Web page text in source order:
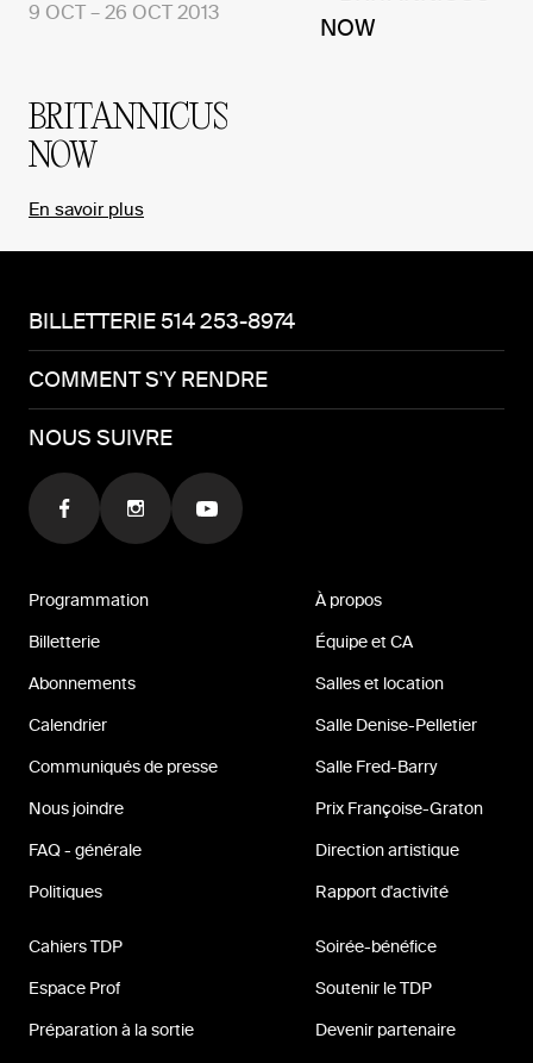
BRITANNICUS
NOW
9 OCT – 26 OCT 2013
En savoir plus
BILLETTERIE 514 253-8974
COMMENT S'Y RENDRE
NOUS SUIVRE
Programmation
Billetterie
Abonnements
Calendrier
Communiqués de presse
Nous joindre
FAQ - générale
Politiques
À propos
Équipe et CA
Salles et location
Salle Denise-Pelletier
Salle Fred-Barry
Prix Françoise-Graton
Direction artistique
Rapport d'activité
Cahiers TDP
Espace Prof
Préparation à la sortie
Soirée-bénéfice
Soutenir le TDP
Devenir partenaire